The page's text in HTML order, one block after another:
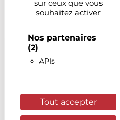
sur ceux que vous
souhaitez activer
Nos partenaires
(2)
APIs
Tout accepter